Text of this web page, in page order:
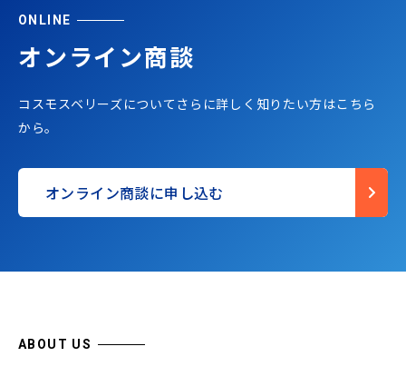
ONLINE
オンライン商談
コスモスベリーズについてさらに詳しく知りたい方はこちら
から。
オンライン商談に申し込む
ABOUT US